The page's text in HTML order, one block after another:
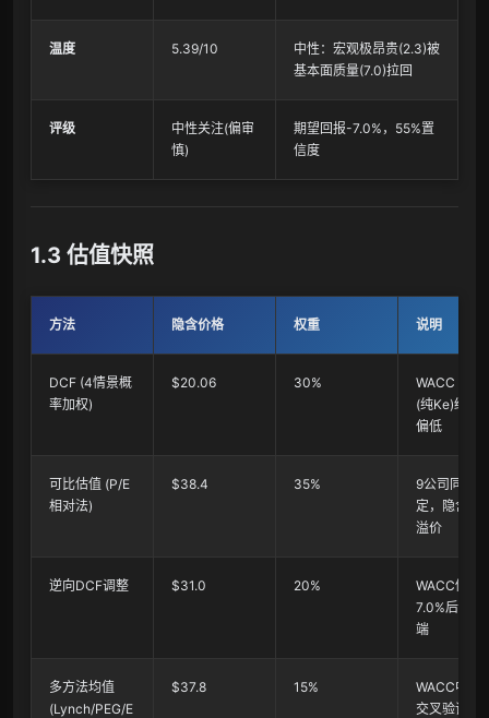
温度 5.39/10
中性：宏观极昂贵(2.3)被
基本面质量(7.0)拉回
评级
中性关注(偏审
慎)
期望回报-7.0%，55%置
信度
1.3 估值快照
方法 隐含价格 权重 说明
DCF (4情景概
率加权)
$20.06 30%
WACC 9.5%
(纯Ke)结构
偏低
可比估值 (P/E
相对法)
$38.4 35%
9公司同业锚
定，隐含品
溢价
逆向DCF调整 $31.0 20%
WACC修正
7.0%后的保
端
多方法均值
(Lynch/PEG/E
$37.8 15%
WACC中性
交叉验证